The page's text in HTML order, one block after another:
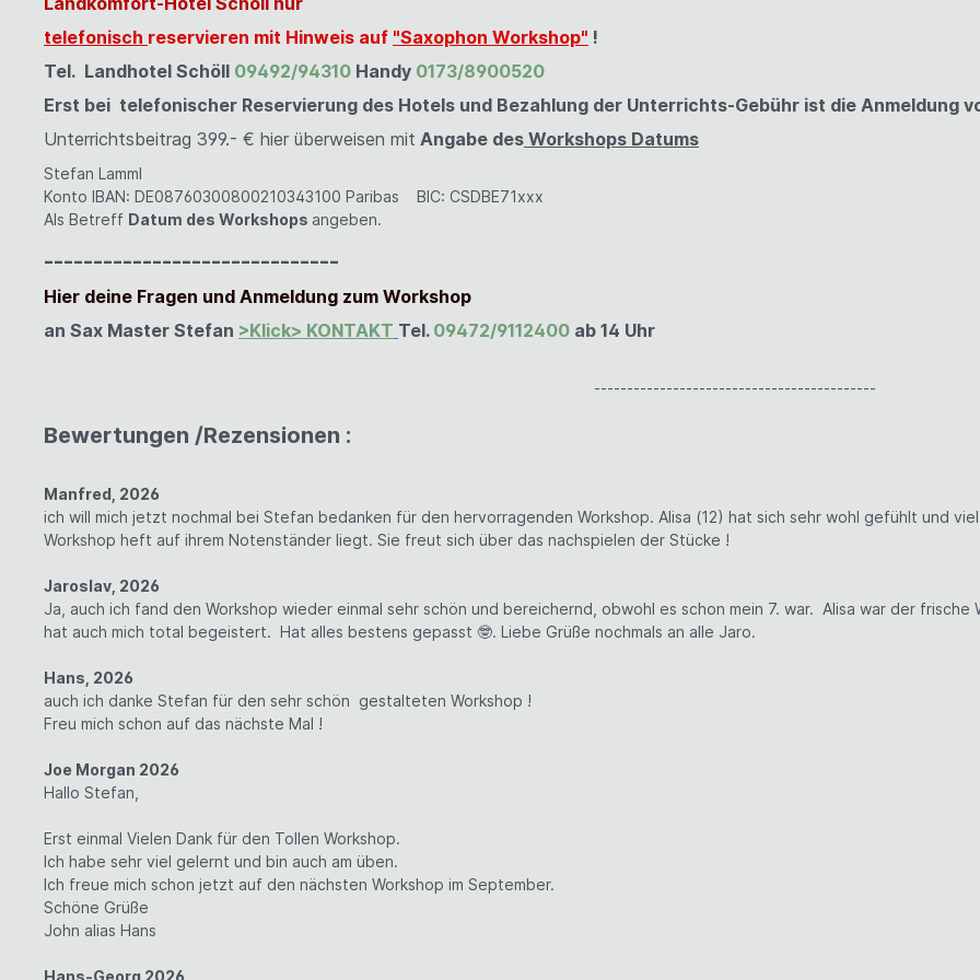
telefonisch reservieren mit Hinweis auf "Saxophon Workshop" !
Tel. Landhotel Schöll 09492/94310 Handy 0173/8900520
Erst bei telefonischer Reservierung des Hotels und Bezahlung der Unterrichts-Gebühr ist die Anmeldung
Unterrichtsbeitrag 399.- € hier überweisen mit Angabe des Workshops Datums
Stefan Lamml
Konto IBAN: DE08760300800210343100 Paribas BIC: CSDBE71xxx
Als Betreff Datum des Workshops angeben.
------------------------------
Hier deine Fragen und Anmeldung zum Workshop
an Sax Master Stefan >Klick> KONTAKT Tel. 09472/9112400 ab 14 Uhr
-------------------------------------------
Bewertungen /Rezensionen :
Manfred, 2026
ich will mich jetzt nochmal bei Stefan bedanken für den hervorragenden Workshop. Alisa (12) hat sich sehr wohl gefühlt und
Workshop heft auf ihrem Notenständer liegt. Sie freut sich über das nachspielen der Stücke !
Jaroslav, 2026
Ja, auch ich fand den Workshop wieder einmal sehr schön und bereichernd, obwohl es schon mein 7. war. Alisa war der
hat auch mich total begeistert. Hat alles bestens gepasst 🤓. Liebe Grüße nochmals an alle Jaro.
Hans, 2026
auch ich danke Stefan für den sehr schön gestalteten Workshop !
Freu mich schon auf das nächste Mal !
Joe Morgan 2026
Hallo Stefan,
Erst einmal Vielen Dank für den Tollen Workshop.
Ich habe sehr viel gelernt und bin auch am üben.
Ich freue mich schon jetzt auf den nächsten Workshop im September.
Schöne Grüße
John alias Hans
Hans-Georg 2026